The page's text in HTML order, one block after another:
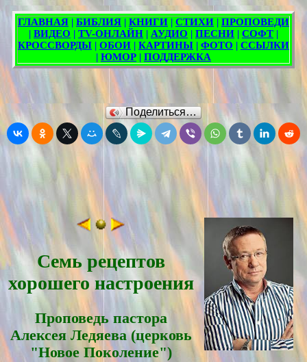
Поделиться…
Семь рецептов
хорошего настроения
Проповедь пасторa
Алексея Ледяевa (церковь
"Новое Поколение")